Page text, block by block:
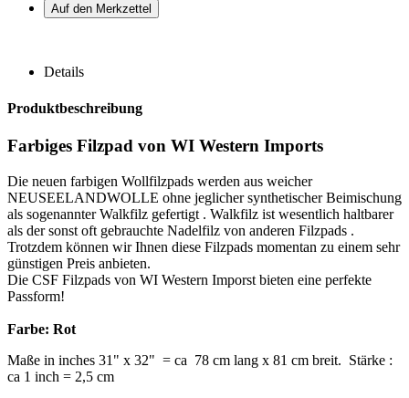
Details
Produktbeschreibung
Farbiges Filzpad von WI Western Imports
Die neuen farbigen Wollfilzpads werden aus weicher
NEUSEELANDWOLLE ohne jeglicher synthetischer Beimischung
als sogenannter Walkfilz gefertigt . Walkfilz ist wesentlich haltbarer
als der sonst oft gebrauchte Nadelfilz von anderen Filzpads .
Trotzdem können wir Ihnen diese Filzpads momentan zu einem sehr
günstigen Preis anbieten.
Die CSF Filzpads von WI Western Imporst bieten eine perfekte
Passform!
Farbe: Rot
Maße in inches 31" x 32" = ca 78 cm lang x 81 cm breit. Stärke :
ca 1 inch = 2,5 cm